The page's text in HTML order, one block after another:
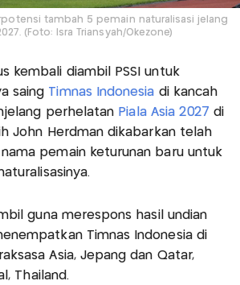
tambah 5 pemain naturalisasi jelang
(Foto: Isra Triansyah/Okezone)
kembali diambil PSSI untuk
saing Timnas Indonesia di kancah
perhelatan Piala Asia 2027di
John Herdman dikabarkan telah
pemain keturunan baru untuk
guna merespons hasil undian
Timnas Indonesia di
Asia, Jepang dan Qatar,
Thailand.